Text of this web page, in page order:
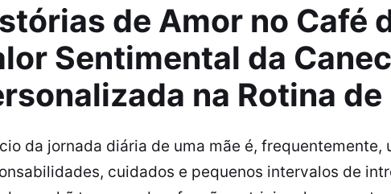
de Amor no Café
Sentimental da
na Rotina de
da jornada diária de uma mãe é, frequentemente,
cuidados e pequenos intervalos de